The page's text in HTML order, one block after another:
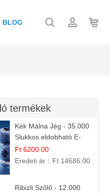
BLOG
termékek
Kék Málna Jég - 35.000
Slukkos eldobható E-
cigaretta | Frissítő
Ízélmény
Ft 6200.00
Eredeti ár： Ft 14686.00
Ribizli Szőlő - 12.000